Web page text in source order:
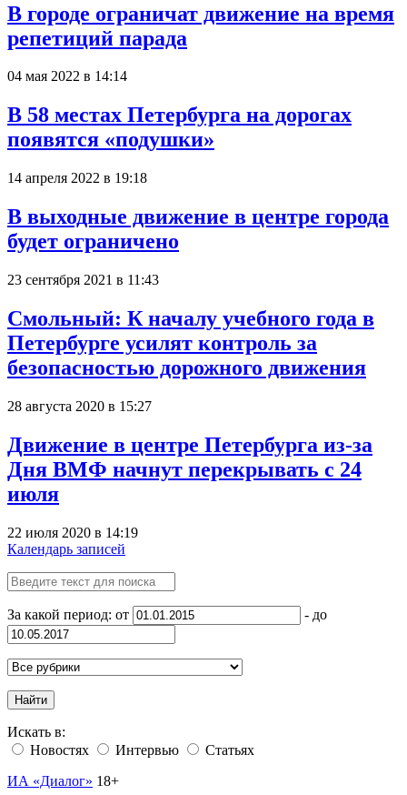
В городе ограничат движение на время
репетиций парада
04 мая 2022 в 14:14
В 58 местах Петербурга на дорогах
появятся «подушки»
14 апреля 2022 в 19:18
В выходные движение в центре города
будет ограничено
23 сентября 2021 в 11:43
Смольный: К началу учебного года в
Петербурге усилят контроль за
безопасностью дорожного движения
28 августа 2020 в 15:27
Движение в центре Петербурга из-за
Дня ВМФ начнут перекрывать с 24
июля
22 июля 2020 в 14:19
Календарь записей
За какой период: от - до
Найти
Искать в:
Новостях
Интервью
Статьях
ИА «Диалог» 18+